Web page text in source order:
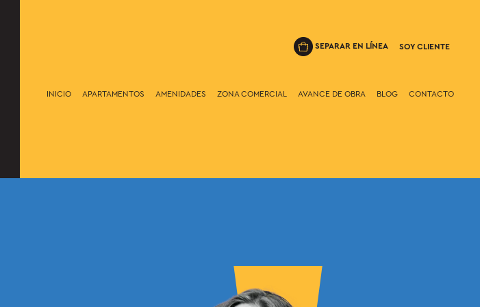
SEPARAR EN LÍNEA SOY CLIENTE
INICIO APARTAMENTOS AMENIDADES ZONA COMERCIAL AVANCE DE OBRA BLOG CONTACTO